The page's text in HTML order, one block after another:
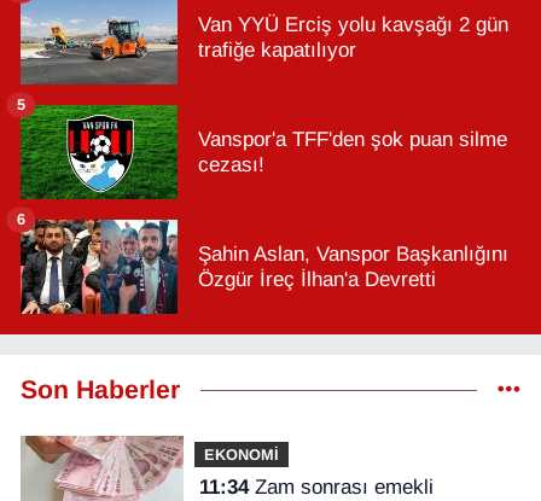
Van YYÜ Erciş yolu kavşağı 2 gün
trafiğe kapatılıyor
Vanspor'a TFF'den şok puan silme
cezası!
5
Şahin Aslan, Vanspor Başkanlığını
Özgür İreç İlhan'a Devretti
6
Son Haberler
EKONOMİ
11:34Zam sonrası emekli